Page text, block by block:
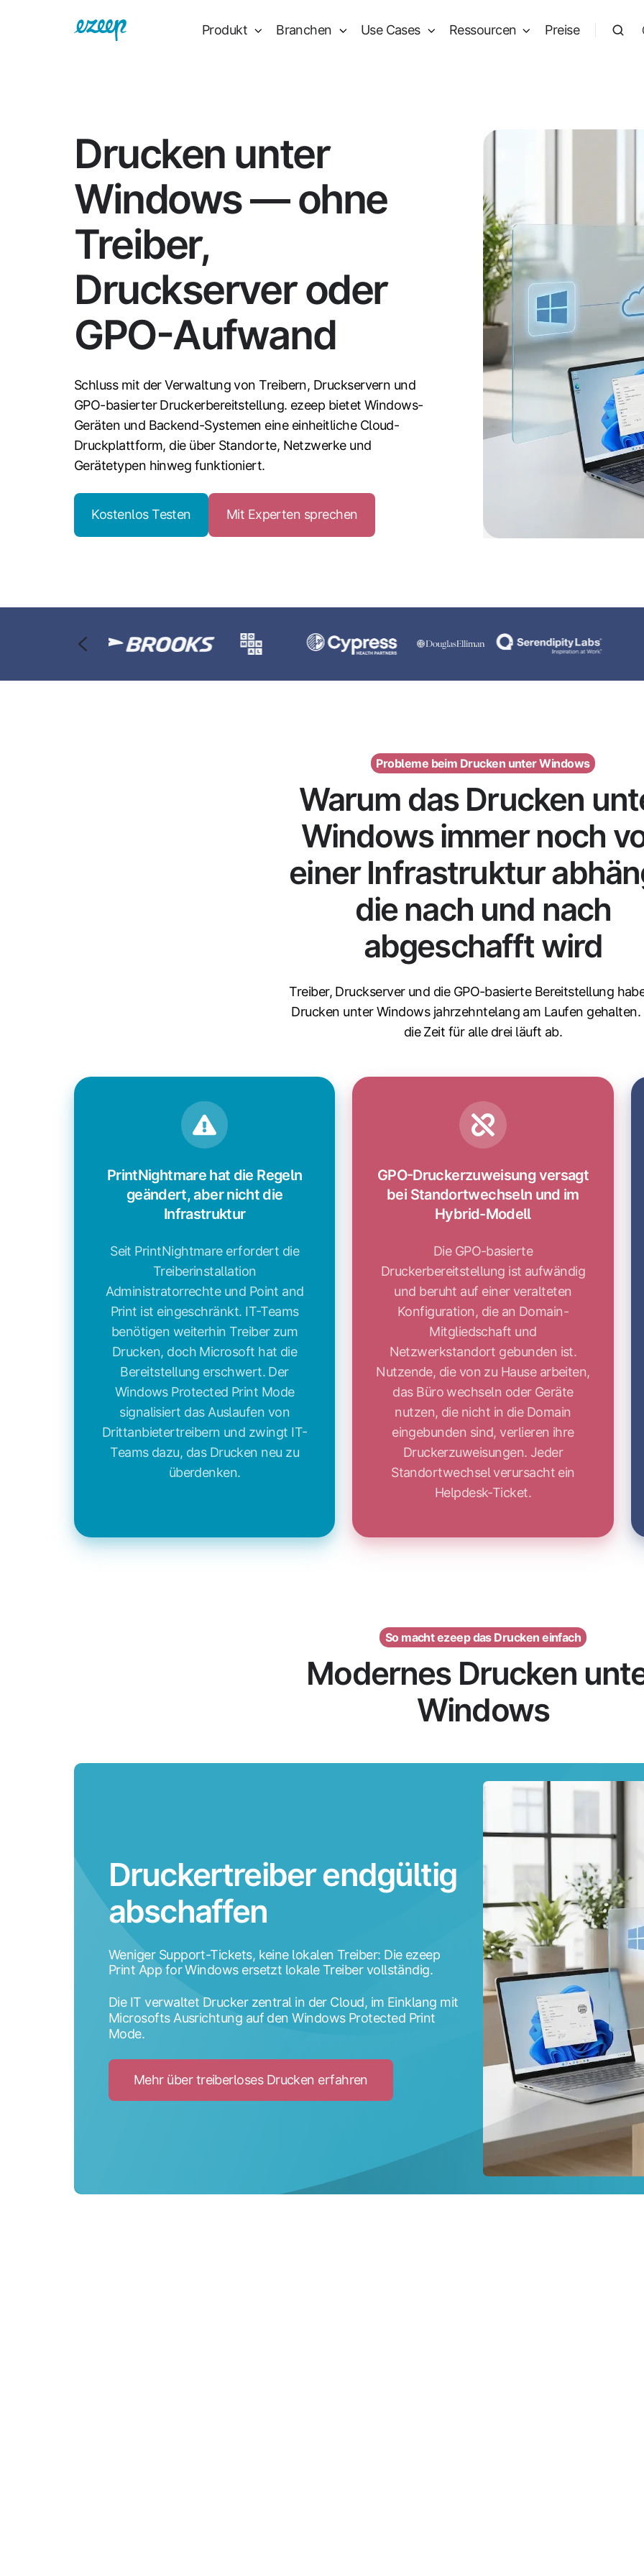
Produkt Branchen Use Cases Ressourcen Preise
Drucken unter
Windows — ohne
Treiber,
Druckserver oder
GPO-Aufwand
Schluss mit der Verwaltung von Treibern, Druckservern und
GPO-basierter Druckerbereitstellung. ezeep bietet Windows-
Geräten und Backend-Systemen eine einheitliche Cloud-
Druckplattform, die über Standorte, Netzwerke und
Gerätetypen hinweg funktioniert.
Kostenlos Testen Mit Experten sprechen
Probleme beim Drucken unter Windows
Warum das Drucken
Windows immer noch
einer Infrastruktur
die nach und nach
abgeschafft wird
Treiber, Druckserver und die GPO-basierte Bereitstellung
Drucken unter Windows jahrzehntelang am Laufen gehalten.
die Zeit für alle drei läuft ab.
PrintNightmare hat die Regeln
geändert, aber nicht die
Infrastruktur
Seit PrintNightmare erfordert die
Treiberinstallation
Administratorrechte und Point and
Print ist eingeschränkt. IT-Teams
benötigen weiterhin Treiber zum
Drucken, doch Microsoft hat die
Bereitstellung erschwert. Der
Windows Protected Print Mode
signalisiert das Auslaufen von
Drittanbietertreibern und zwingt IT-
Teams dazu, das Drucken neu zu
überdenken.
GPO-Druckerzuweisung versagt
bei Standortwechseln und im
Hybrid-Modell
Die GPO-basierte
Druckerbereitstellung ist aufwändig
und beruht auf einer veralteten
Konfiguration, die an Domain-
Mitgliedschaft und
Netzwerkstandort gebunden ist.
Nutzende, die von zu Hause arbeiten,
das Büro wechseln oder Geräte
nutzen, die nicht in die Domain
eingebunden sind, verlieren ihre
Druckerzuweisungen. Jeder
Standortwechsel verursacht ein
Helpdesk-Ticket.
So macht ezeep das Drucken einfach
Modernes Drucken
Windows
Druckertreiber endgültig
abschaffen
Weniger Support-Tickets, keine lokalen Treiber: Die ezeep
Print App for Windows ersetzt lokale Treiber vollständig.
Die IT verwaltet Drucker zentral in der Cloud, im Einklang mit
Microsofts Ausrichtung auf den Windows Protected Print
Mode.
Mehr über treiberloses Drucken erfahren
to
treiberloses